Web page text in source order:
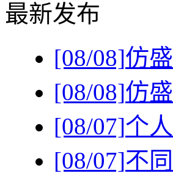
最新发布
[08/08]仿
[08/08]仿
[08/07]个
[08/07]不